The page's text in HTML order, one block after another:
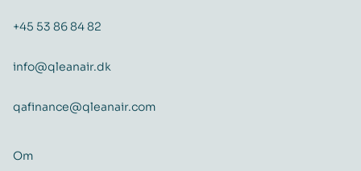
+45 53 86 84 82
info@qleanair.dk
qafinance@qleanair.com
Om